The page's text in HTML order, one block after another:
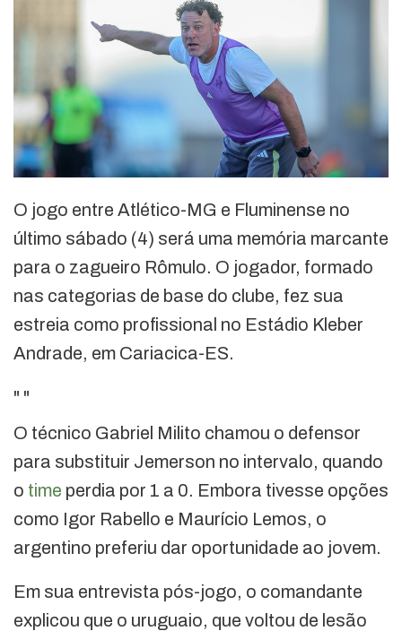
O jogo entre Atlético-MG e Fluminense no
último sábado (4) será uma memória marcante
para o zagueiro Rômulo. O jogador, formado
nas categorias de base do clube, fez sua
estreia como profissional no Estádio Kleber
Andrade, em Cariacica-ES.
" "
O técnico Gabriel Milito chamou o defensor
para substituir Jemerson no intervalo, quando
o time perdia por 1 a 0. Embora tivesse opções
como Igor Rabello e Maurício Lemos, o
argentino preferiu dar oportunidade ao jovem.
Em sua entrevista pós-jogo, o comandante
explicou que o uruguaio, que voltou de lesão